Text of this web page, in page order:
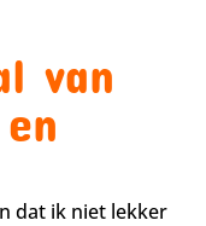
van
dat ik niet lekker